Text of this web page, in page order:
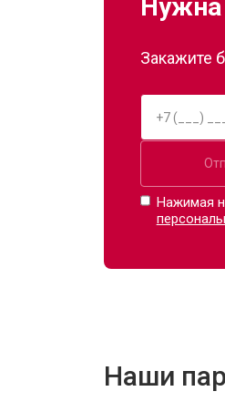
Нужна
Закажите
Нажимая
Наши